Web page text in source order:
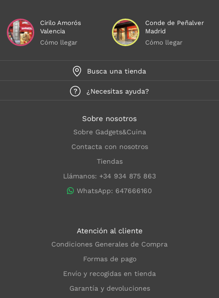
Cirilo Amorós
Valencia
Cómo llegar
Conde de Peñalver
Madrid
Cómo llegar
Busca una tienda
¿Necesitas ayuda?
Sobre nosotros
Sobre Gadgets&Cuina
Contacta con nosotros
Tiendas
Llámanos: +34 934 875 863
WhatsApp: 647666160
Atención al cliente
Condiciones Generales de Compra
Formas de pago
Envío y recogidas en tienda
Garantía y devoluciones